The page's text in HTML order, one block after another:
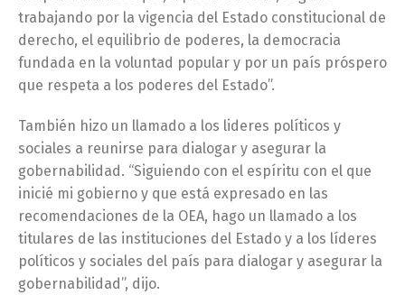
trabajando por la vigencia del Estado constitucional de
derecho, el equilibrio de poderes, la democracia
fundada en la voluntad popular y por un país próspero
que respeta a los poderes del Estado”.
También hizo un llamado a los lideres políticos y
sociales a reunirse para dialogar y asegurar la
gobernabilidad. “Siguiendo con el espíritu con el que
inicié mi gobierno y que está expresado en las
recomendaciones de la OEA, hago un llamado a los
titulares de las instituciones del Estado y a los líderes
políticos y sociales del país para dialogar y asegurar la
gobernabilidad”, dijo.